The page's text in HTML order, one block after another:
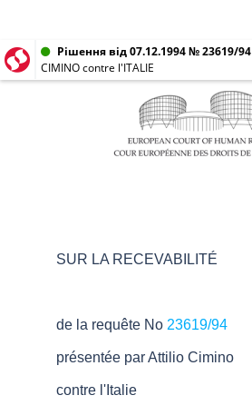
Рішення від 07.12.1994 № 23619/94
CIMINO contre l'ITALIE
SUR LA RECEVABILITÉ
de la requête No 23619/94
présentée par Attilio Cimino
contre l'Italie